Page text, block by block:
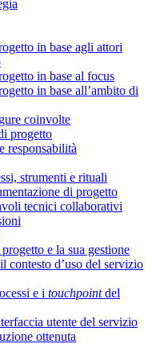
in base agli attori
in base al focus
in base all’ambito di
coinvolte
progetto
responsabilità
strumenti e rituali
di progetto
tecnici collaborativi
e la sua gestione
contesto d’uso del servizio
e i touchpointdel
utente del servizio
ottenuta